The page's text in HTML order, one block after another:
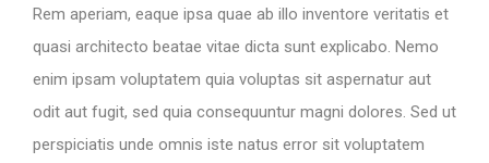
Rem aperiam, eaque ipsa quae ab illo inventore veritatis et
quasi architecto beatae vitae dicta sunt explicabo. Nemo
enim ipsam voluptatem quia voluptas sit aspernatur aut
odit aut fugit, sed quia consequuntur magni dolores. Sed ut
perspiciatis unde omnis iste natus error sit voluptatem